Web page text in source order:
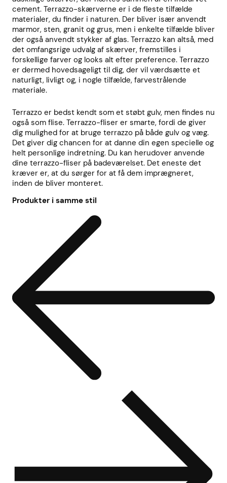
cement. Terrazzo-skærverne er i de fleste tilfælde
materialer, du finder i naturen. Der bliver især anvendt
marmor, sten, granit og grus, men i enkelte tilfælde bliver
der også anvendt stykker af glas. Terrazzo kan altså, med
det omfangsrige udvalg af skærver, fremstilles i
forskellige farver og looks alt efter preference. Terrazzo
er dermed hovedsageligt til dig, der vil værdsætte et
naturligt, livligt og, i nogle tilfælde, farvestrålende
materiale.
Terrazzo er bedst kendt som et støbt gulv, men findes nu
også som flise. Terrazzo-fliser er smarte, fordi de giver
dig mulighed for at bruge terrazzo på både gulv og væg.
Det giver dig chancen for at danne din egen specielle og
helt personlige indretning. Du kan herudover anvende
dine terrazzo-fliser på badeværelset. Det eneste det
kræver er, at du sørger for at få dem imprægneret,
inden de bliver monteret.
Produkter i samme stil